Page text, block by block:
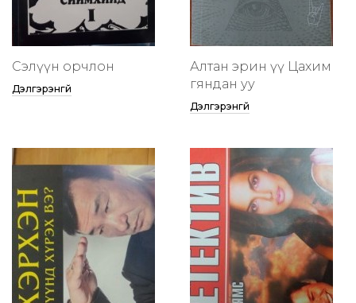
Сэлүүн орчлон
Дэлгэрэнгүй
Алтан эрин үү Цахим
гяндан уу
Дэлгэрэнгүй